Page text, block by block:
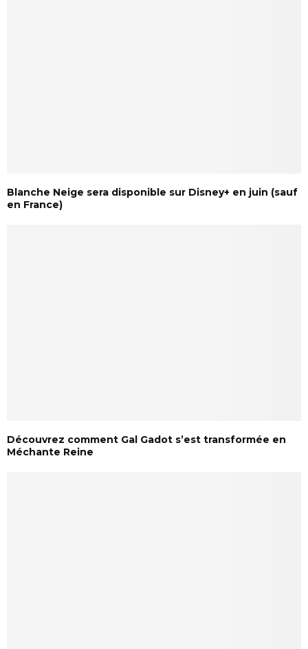
Blanche Neige sera disponible sur Disney+ en juin (sauf
en France)
Découvrez comment Gal Gadot s’est transformée en
Méchante Reine